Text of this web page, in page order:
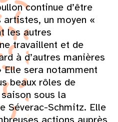
continue d’être
un moyen «
les autres
travaillent et de
à d’autres manières
Elle sera notamment
beaux rôles de
sous la
Séverac-Schmitz. Elle